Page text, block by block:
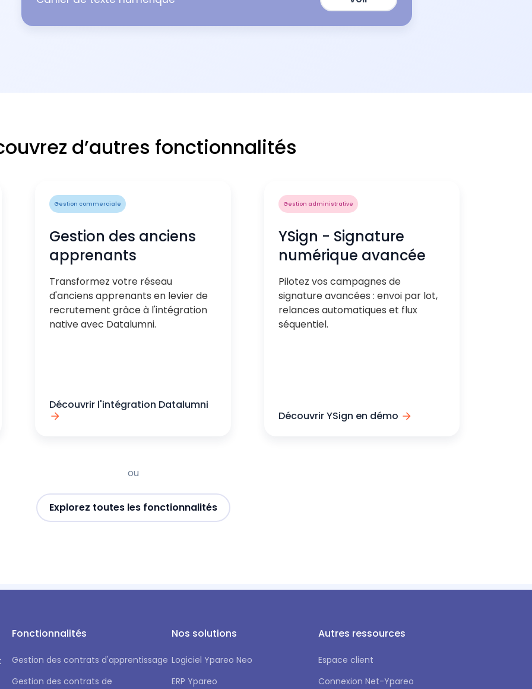
d’autres fonctionnalités
Gestion commerciale
Gestion des anciens
apprenants
Transformez votre réseau
d'anciens apprenants en levier de
recrutement grâce à l'intégration
native avec Datalumni.
Découvrir l'intégration Datalumni
Gestion administrative
YSign - Signature
numérique avancée
Pilotez vos campagnes de
signature avancées : envoi par lot,
relances automatiques et flux
séquentiel.
Découvrir YSign en démo
ou
Explorez toutes les fonctionnalités
Fonctionnalités
Gestion des contrats d'apprentissage
Gestion des contrats de
Nos solutions
Logiciel Ypareo Neo
ERP Ypareo
Autres ressources
Espace client
Connexion Net-Ypareo